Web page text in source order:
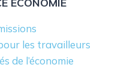
les travailleurs
de l’économie